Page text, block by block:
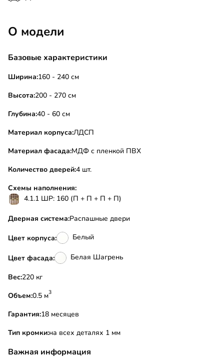
О модели
Базовые характеристики
Ширина:160 - 240 см
Высота:200 - 270 см
Глубина:40 - 60 см
Материал корпуса:ЛДСП
Материал фасада:МДФ с пленкой ПВХ
Количество дверей:4 шт.
Схемы наполнения:
4.1.1 ШР: 160 (П + П + П + П)
Дверная система:Распашные двери
Цвет корпуса: Белый
Цвет фасада: Белая Шагрень
Вес:
220 кг
Объем:
0.5 м3
Гарантия:18 месяцев
Тип кромки:на всех деталях 1 мм
Важная информация